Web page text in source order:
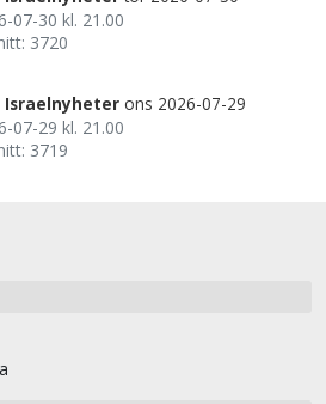
07-30 kl. 21.00
3720
Israelnyheter ons 2026-07-29
07-29 kl. 21.00
3719